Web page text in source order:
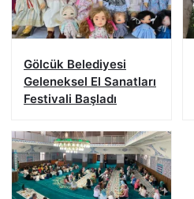
Gölcük Belediyesi
Geleneksel El Sanatları
Festivali Başladı